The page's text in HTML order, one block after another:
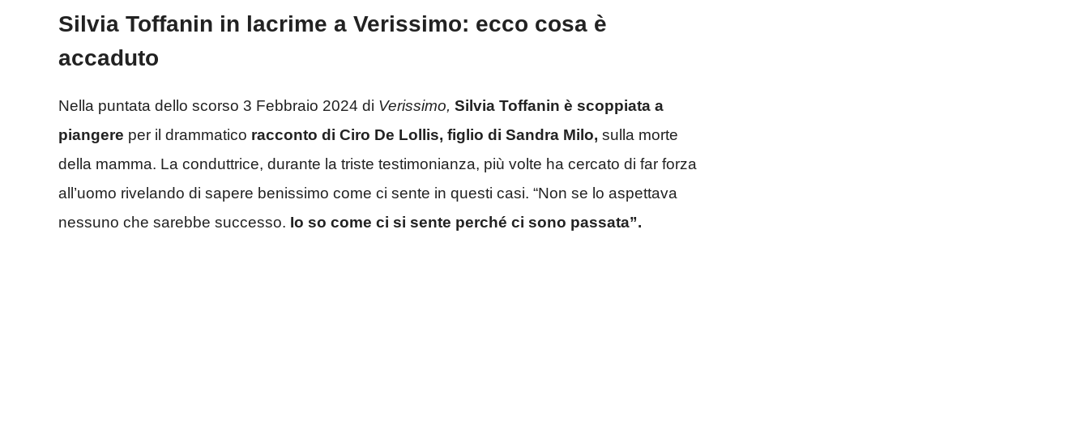
Silvia Toffanin in lacrime a Verissimo: ecco cosa è
accaduto
Nella puntata dello scorso 3 Febbraio 2024 di Verissimo, Silvia Toffanin è scoppiata a
piangere per il drammatico racconto di Ciro De Lollis, figlio di Sandra Milo, sulla morte
della mamma. La conduttrice, durante la triste testimonianza, più volte ha cercato di far forza
all’uomo rivelando di sapere benissimo come ci sente in questi casi. “Non se lo aspettava
nessuno che sarebbe successo. Io so come ci si sente perché ci sono passata”.